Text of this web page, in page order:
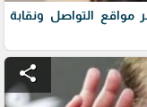
مواقع التواصل ونقابة
share